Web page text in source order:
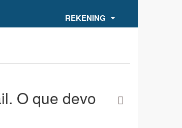
REKENING
O que devo